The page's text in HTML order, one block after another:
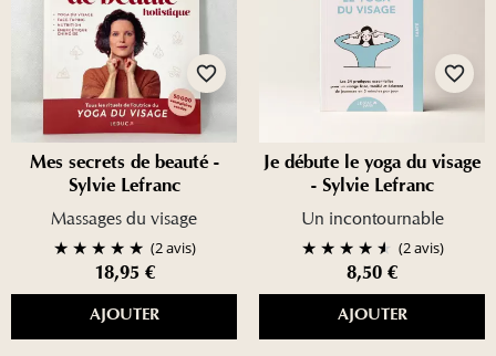
favorite_border
Mes secrets de beauté -
Sylvie Lefranc
Massages du visage
(2 avis)
18,95 €
AJOUTER
favorite_border
Je débute le yoga du visage
- Sylvie Lefranc
Un incontournable
(2 avis)
8,50 €
AJOUTER